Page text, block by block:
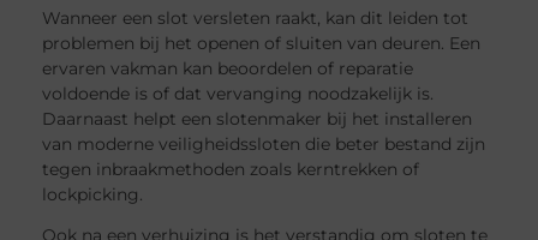
Wanneer een slot versleten raakt, kan dit leiden tot
problemen bij het openen of sluiten van deuren. Een
ervaren vakman kan beoordelen of reparatie
voldoende is of dat vervanging noodzakelijk is.
Daarnaast helpt een slotenmaker bij het installeren
van moderne veiligheidssloten die beter bestand zijn
tegen inbraakmethoden zoals kerntrekken of
lockpicking.
Ook na een verhuizing is het verstandig om sloten te